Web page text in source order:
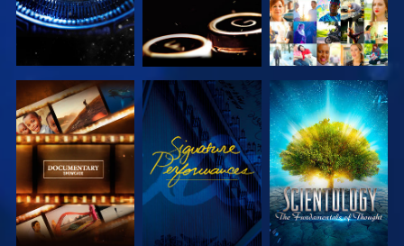
DÉCOUVRIR
LES SÉRIES
REGARDER
DÉCOUVRIR
LES SÉRIES